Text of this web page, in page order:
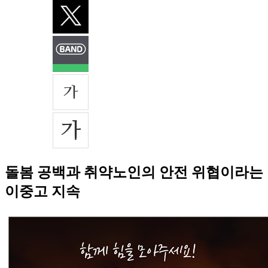
돌봄 공백과 취약노인의 안전 위협이라는
이중고 지속